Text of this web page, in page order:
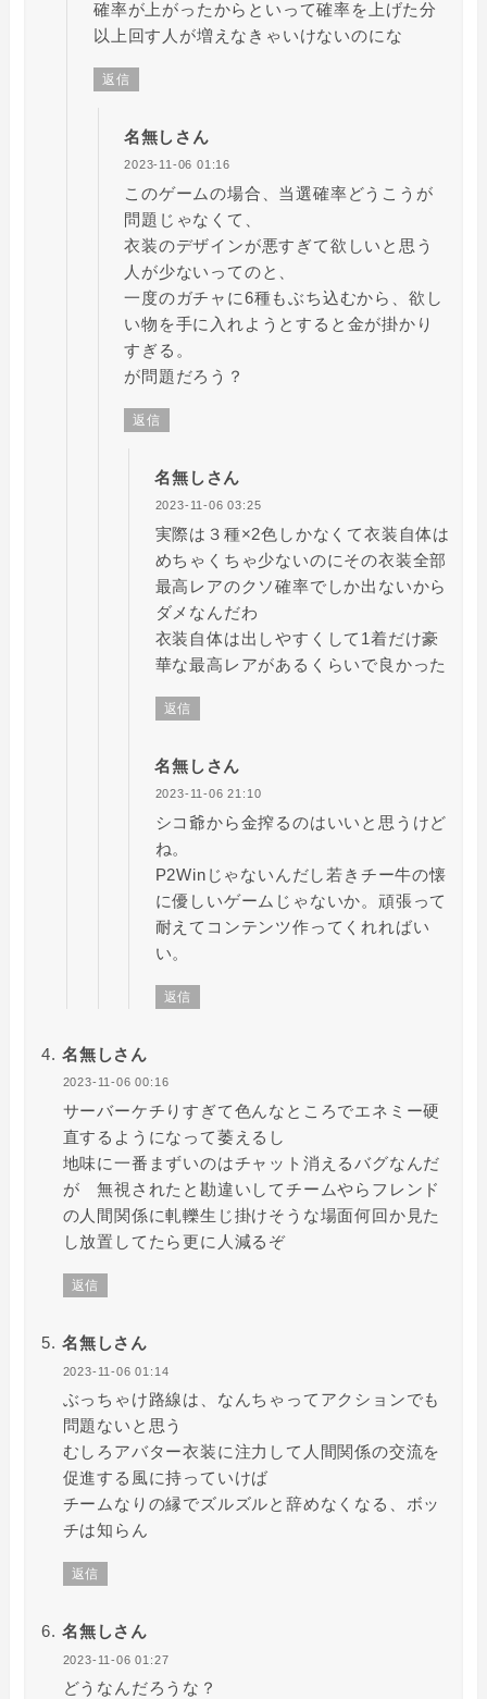
確率が上がったからといって確率を上げた分
以上回す人が増えなきゃいけないのにな
返信
名無しさん
2023-11-06 01:16
このゲームの場合、当選確率どうこうが
問題じゃなくて、
衣装のデザインが悪すぎて欲しいと思う
人が少ないってのと、
一度のガチャに6種もぶち込むから、欲し
い物を手に入れようとすると金が掛かり
すぎる。
が問題だろう？
返信
名無しさん
2023-11-06 03:25
実際は３種×2色しかなくて衣装自体は
めちゃくちゃ少ないのにその衣装全部
最高レアのクソ確率でしか出ないから
ダメなんだわ
衣装自体は出しやすくして1着だけ豪
華な最高レアがあるくらいで良かった
返信
名無しさん
2023-11-06 21:10
シコ爺から金搾るのはいいと思うけど
ね。
P2Winじゃないんだし若きチー牛の懐
に優しいゲームじゃないか。頑張って
耐えてコンテンツ作ってくれればい
い。
返信
名無しさん
2023-11-06 00:16
サーバーケチりすぎて色んなところでエネミー硬
直するようになって萎えるし
地味に一番まずいのはチャット消えるバグなんだ
が 無視されたと勘違いしてチームやらフレンド
の人間関係に軋轢生じ掛けそうな場面何回か見た
し放置してたら更に人減るぞ
返信
名無しさん
2023-11-06 01:14
ぶっちゃけ路線は、なんちゃってアクションでも
問題ないと思う
むしろアバター衣装に注力して人間関係の交流を
促進する風に持っていけば
チームなりの縁でズルズルと辞めなくなる、ボッ
チは知らん
返信
名無しさん
2023-11-06 01:27
どうなんだろうな？